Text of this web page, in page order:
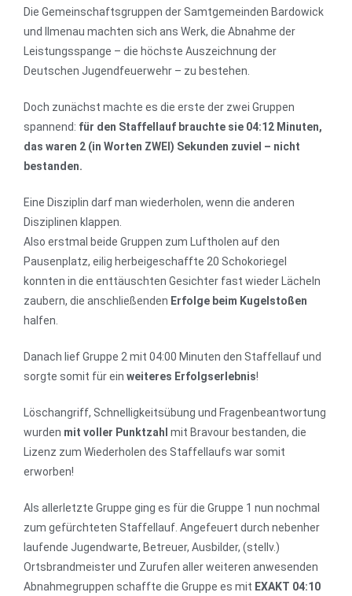
Die Gemeinschaftsgruppen der Samtgemeinden Bardowick
und Ilmenau machten sich ans Werk, die Abnahme der
Leistungsspange – die höchste Auszeichnung der
Deutschen Jugendfeuerwehr – zu bestehen.
Doch zunächst machte es die erste der zwei Gruppen
spannend: für den Staffellauf brauchte sie 04:12 Minuten,
das waren 2 (in Worten ZWEI) Sekunden zuviel – nicht
bestanden.
Eine Disziplin darf man wiederholen, wenn die anderen
Disziplinen klappen.
Also erstmal beide Gruppen zum Luftholen auf den
Pausenplatz, eilig herbeigeschaffte 20 Schokoriegel
konnten in die enttäuschten Gesichter fast wieder Lächeln
zaubern, die anschließenden Erfolge beim Kugelstoßen
halfen.
Danach lief Gruppe 2 mit 04:00 Minuten den Staffellauf und
sorgte somit für ein weiteres Erfolgserlebnis!
Löschangriff, Schnelligkeitsübung und Fragenbeantwortung
wurden mit voller Punktzahl mit Bravour bestanden, die
Lizenz zum Wiederholen des Staffellaufs war somit
erworben!
Als allerletzte Gruppe ging es für die Gruppe 1 nun nochmal
zum gefürchteten Staffellauf. Angefeuert durch nebenher
laufende Jugendwarte, Betreuer, Ausbilder, (stellv.)
Ortsbrandmeister und Zurufen aller weiteren anwesenden
Abnahmegruppen schaffte die Gruppe es mit EXAKT 04:10